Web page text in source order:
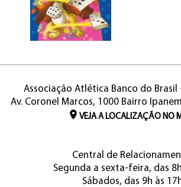
Associação Atlética Banco do
Av. Coronel Marcos, 1000 Bairro
VEJA A LOCALIZAÇÃO NO
Central de
Segunda a sexta-feira, das
Sábados, das 9h às